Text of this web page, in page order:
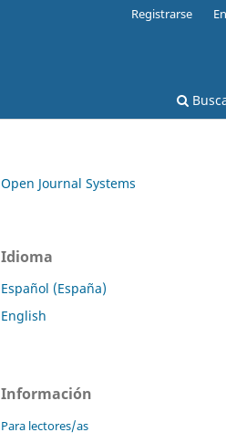
Registrarse
Open Journal Systems
Idioma
Español (España)
English
Información
Para lectores/as